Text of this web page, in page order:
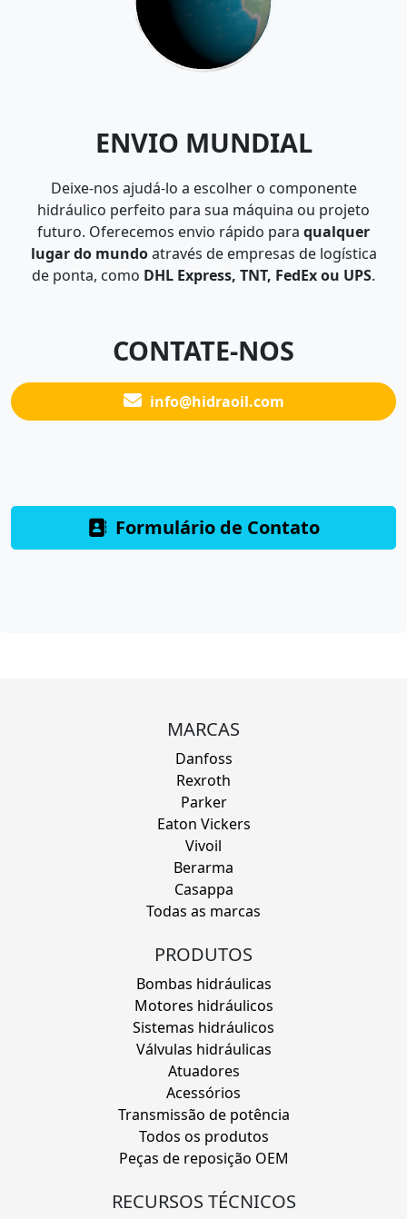
ENVIO MUNDIAL
Deixe-nos ajudá-lo a escolher o componente
hidráulico perfeito para sua máquina ou projeto
futuro. Oferecemos envio rápido para qualquer
lugar do mundoatravés de empresas de logística
de ponta, como DHL Express, TNT, FedEx ou UPS.
CONTATE-NOS
info@hidraoil.com
Formulário de Contato
MARCAS
Danfoss
Rexroth
Parker
Eaton Vickers
Vivoil
Berarma
Casappa
Todas as marcas
PRODUTOS
Bombas hidráulicas
Motores hidráulicos
Sistemas hidráulicos
Válvulas hidráulicas
Atuadores
Acessórios
Transmissão de potência
Todos os produtos
Peças de reposição OEM
RECURSOS TÉCNICOS